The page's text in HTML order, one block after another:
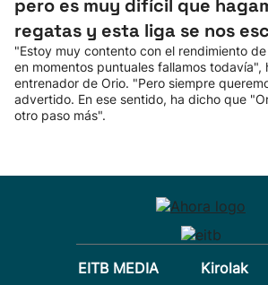
pero es muy difícil que
regatas y esta liga se nos
"Estoy muy contento con el rendimiento
en momentos puntuales fallamos todavía",
entrenador de Orio. "Pero siempre
advertido. En ese sentido, ha dicho que
otro paso más".
EITB MEDIA
Kirolak